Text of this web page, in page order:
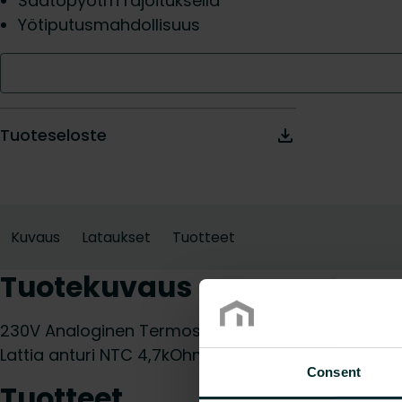
Consent
Yötiputusmahdollisuus
Tuoteseloste
Kuvaus Lataukset Tuotteet
Tuotekuvaus
230V Analoginen Termostaatti, jossa
Lattia anturi NTC 4,7kOhm (3m).